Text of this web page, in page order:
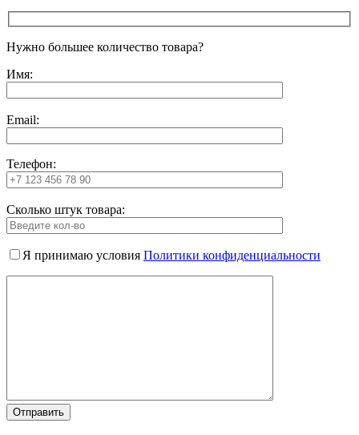
Нужно большее количество товара?
Имя:
Email:
Телефон:
Сколько штук товара:
Я принимаю условия Политики конфиденциальности